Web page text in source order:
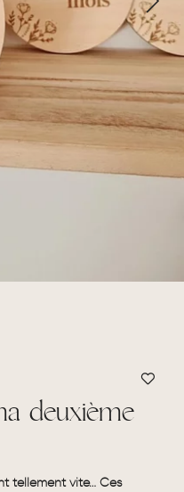
deuxième
tellement vite… Ces